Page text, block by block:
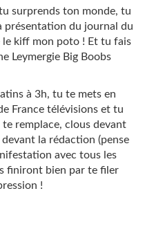
surprends ton monde, tu
présentation du journal du
le kiff mon poto ! Et tu fais
Leymergie Big Boobs
à 3h, tu te mets en
France télévisions et tu
remplace, clous devant
la rédaction (pense
avec tous les
finiront bien par te filer
!